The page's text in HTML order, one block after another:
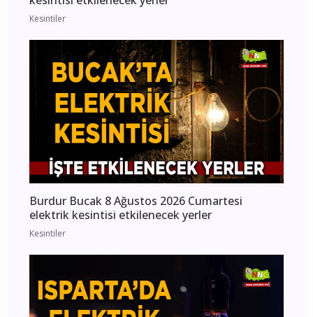
Kesintiler
Burdur Bucak 8 Ağustos 2026 Cumartesi
elektrik kesintisi etkilenecek yerler
Kesintiler